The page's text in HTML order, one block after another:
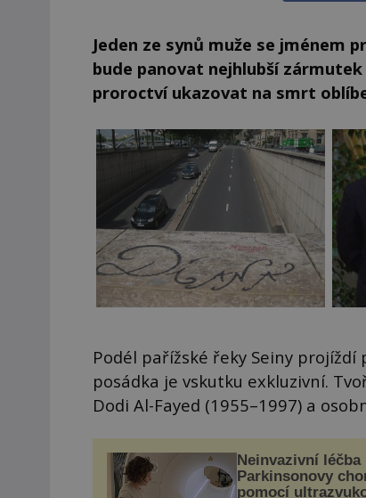
Jeden ze synů muže se jménem
bude panovat nejhlubší
proroctví ukazovat na smrt
Podél pařížské řeky Seiny projíždí
posádka je vskutku exkluzivní.
Dodi Al-Fayed (1955–1997) a
Neinvazivní léčba
Parkinsonovy
pomocí